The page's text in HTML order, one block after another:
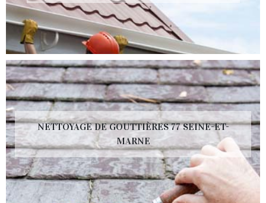
NETTOYAGE DE GOUTTIÈRES 77 SEINE-ET-
MARNE